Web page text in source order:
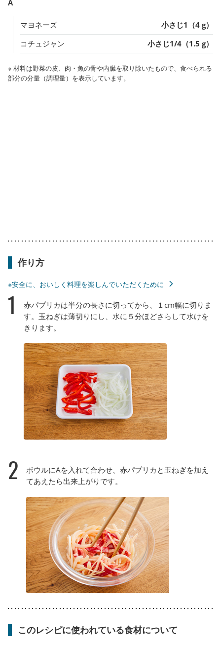
A
マヨネーズ
小さじ1（4 g）
コチュジャン
小さじ1/4（1.5 g）
※ 材料は野菜の皮、肉・魚の骨や内臓を取り除いたもので、食べられる
部分の分量（調理量）を表示しています。
作り方
※安全に、おいしく料理を楽しんでいただくために
1
赤パプリカは半分の長さに切ってから、１cm幅に切りま
す。玉ねぎは薄切りにし、水に５分ほどさらして水けを
きります。
2
ボウルにAを入れて合わせ、赤パプリカと玉ねぎを加え
てあえたら出来上がりです。
このレシピに使われている食材について